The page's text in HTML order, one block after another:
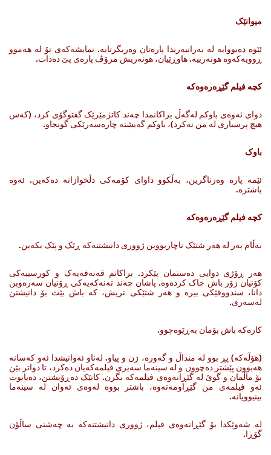
میوانێک
ئێوە ده‌بووایه‌ له‌ به‌رانبه‌ریدا پاره‌تان وه‌ربگرتایه‌. نمایشه‌که‌ی تۆ له‌ هه‌موو
ڕوویه‌که‌وه‌ هونه‌رییه‌. هاوڕێیان، هونه‌ریش مرۆڤ پاره‌ی پێ ده‌دات.
کچە فیلم گێڕەرەوەکە
دوای ئه‌وه‌ی باوکم له‌گه‌ڵ براکانمدا چه‌ند کاتژمێرێک گفتوگۆی کرد، (که‌س
هیچ پرسیاری لە من نه‌کرد)، باوکم گه‌یشته‌ چاره‌سه‌رێکی گونجاو.
باوک
ئێمه‌ پاره‌ وه‌رناگرین، به‌ڵکوو داوای کۆمه‌کی دڵخوازانه‌ ده‌که‌ین. ئه‌وه‌
باشتره‌.
کچە فیلم گێڕەرەوەکە
به‌ڵام به‌ر له‌ هه‌ر شتێک ناچاربووین ژووری دانیشتنه‌که‌ ڕێک ‌و پێک بکه‌ین.
هه‌ر ڕۆژی دوایی ده‌ستمان پێکرد. براکانم قه‌نه‌فه‌یه‌ک ‌و کورسییه‌کی
کۆنیان زۆر باش چاک کرده‌وه‌. پاشان چه‌ند ته‌نه‌که‌یه‌کی ڕۆنیان سه‌ره‌وبن
دانا، سندووقێکی بیره‌‌ و هه‌ر شتێکی تریش، که‌ باش بێت بۆ دانیشتن
له‌سه‌ری.
کاره‌که‌ باش بۆمان به‌ڕێوه‌چوو.
(هۆڵه‌که‌) پڕ بوو له‌ منداڵ‌ و گه‌وره‌، ژن ‌و پیاو. له‌ناو ئه‌وانیشدا ئه‌و که‌سانه‌
هه‌بوون پێشتر ده‌چوون‌ و له‌ سینه‌ما سه‌یری فیلمه‌که‌یان ده‌کرد، تا دواتر بێن‌
بۆ ماڵمان‌ و گوێ له‌ گێڕانه‌وه‌ی فیلمه‌که‌ بگرن. کاتێک ده‌ڕۆیشتن، ده‌یانوت
ئه‌و فیلمه‌ی من گێڕاومه‌ته‌وه‌، باشتر بووه‌ له‌وه‌ی ئه‌وان له‌ سینه‌ما
بینیوویانه‌.
له‌ شه‌وێکدا بۆ گێڕانه‌وه‌ی فیلم، ژووری دانیشتنه‌که‌ به‌ چه‌شنی ساڵۆن
گۆڕا.